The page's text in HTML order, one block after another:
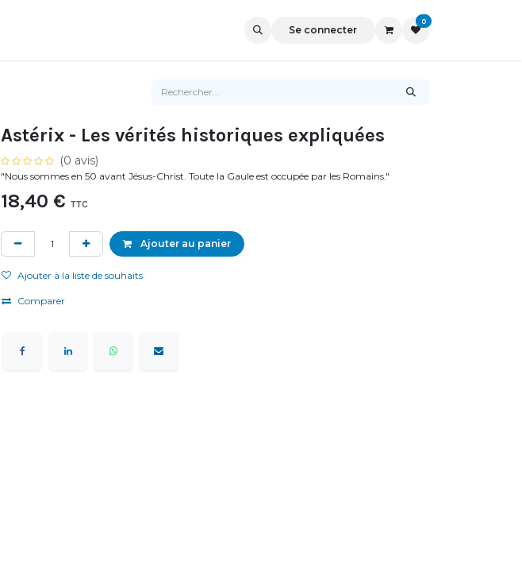
Se connecter
0
Astérix - Les vérités historiques expliquées
(0 avis)
"Nous sommes en 50 avant Jésus-Christ. Toute la Gaule est occupée par les Romains."
18,40 € TTC
Ajouter au panier
Ajouter à la liste de souhaits
Comparer